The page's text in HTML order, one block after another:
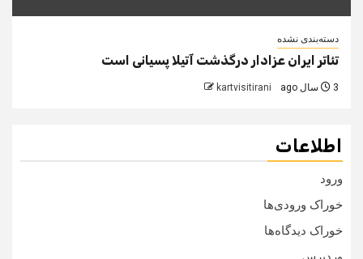
دسته‌بندی نشده
تئاتر ایران عزادار درگذشت آتیلا پسیانی است
3 سال ago kartvisitirani
اطلاعات
ورود
خوراک ورودی‌ها
خوراک دیدگاه‌ها